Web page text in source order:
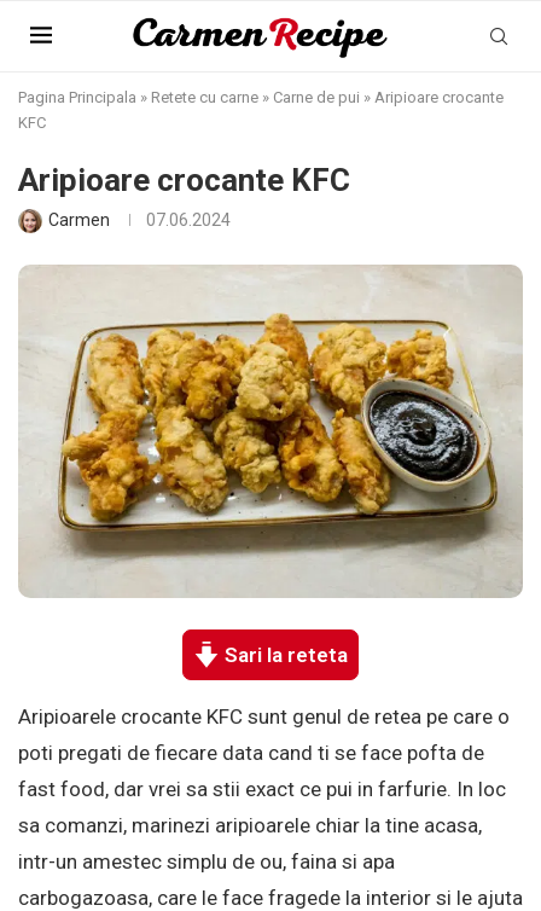
Pagina Principala » Retete cu carne » Carne de pui » Aripioare crocante
KFC
Aripioare crocante KFC
Carmen 07.06.2024
Sari la reteta
Aripioarele crocante KFC sunt genul de retea pe care o
poti pregati de fiecare data cand ti se face pofta de
fast food, dar vrei sa stii exact ce pui in farfurie. In loc
sa comanzi, marinezi aripioarele chiar la tine acasa,
intr-un amestec simplu de ou, faina si apa
carbogazoasa, care le face fragede la interior si le ajuta